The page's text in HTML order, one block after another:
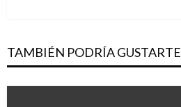
TAMBIÉN PODRÍA GUSTARTE